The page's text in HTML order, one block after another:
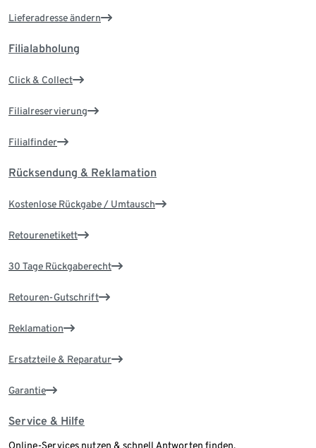
Lieferadresse ändern
Filialabholung
Click & Collect
Filialreservierung
Filialfinder
Rücksendung & Reklamation
Kostenlose Rückgabe / Umtausch
Retourenetikett
30 Tage Rückgaberecht
Retouren-Gutschrift
Reklamation
Ersatzteile & Reparatur
Garantie
Service & Hilfe
Online-Services nutzen & schnell Antworten finden.